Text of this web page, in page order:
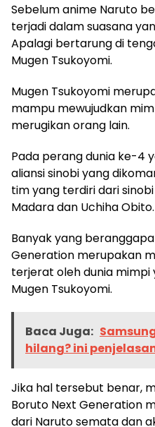
Sebelum anime Naruto
terjadi dalam suasana
Apalagi bertarung di
Mugen Tsukoyomi.
Mugen Tsukoyomi
mampu mewujudkan
merugikan orang lain.
Pada perang dunia ke-4
aliansi sinobi yang
tim yang terdiri dari
Madara dan Uchiha Obito.
Banyak yang
Generation merupakan
terjerat oleh dunia
Mugen Tsukoyomi.
Baca Juga:
hilang? ini
Jika hal tersebut benar,
Boruto Next Generation
dari Naruto semata dan